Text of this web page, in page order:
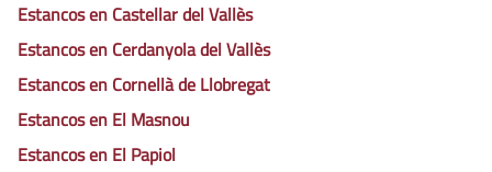
Estancos en Castellar del Vallès
Estancos en Cerdanyola del Vallès
Estancos en Cornellà de Llobregat
Estancos en El Masnou
Estancos en El Papiol